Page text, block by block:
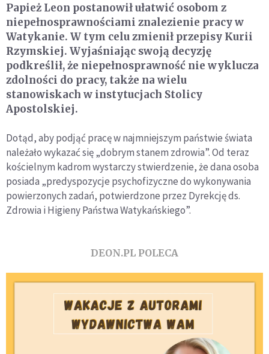
Papież Leon postanowił ułatwić osobom z
niepełnosprawnościami znalezienie pracy w
Watykanie. W tym celu zmienił przepisy Kurii
Rzymskiej. Wyjaśniając swoją decyzję
podkreślił, że niepełnosprawność nie wyklucza
zdolności do pracy, także na wielu
stanowiskach w instytucjach Stolicy
Apostolskiej.
Dotąd, aby podjąć pracę w najmniejszym państwie świata
należało wykazać się „dobrym stanem zdrowia”. Od teraz
kościelnym kadrom wystarczy stwierdzenie, że dana osoba
posiada „predyspozycje psychofizyczne do wykonywania
powierzonych zadań, potwierdzone przez Dyrekcję ds.
Zdrowia i Higieny Państwa Watykańskiego”.
DEON.PL POLECA